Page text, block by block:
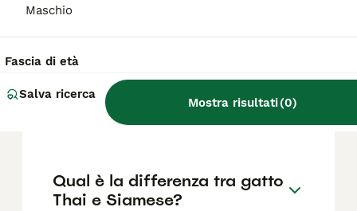
Maschio
Fascia di età
Salva ricerca
Mostra risultati(0)
Qual è il carattere del Gatto
Qual è la vita media di un
Gatto Thai?
Qual è la differenza tra gatto
Thai e Siamese?